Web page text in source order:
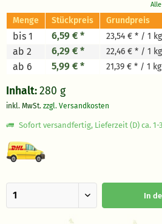
Menge Stückpreis Grundpreis
bis 1 6,59 € * 23,54 € * / 1 kg
ab 2 6,29 € * 22,46 € * / 1 kg
ab 6 5,99 € * 21,39 € * / 1 kg
Inhalt:280 g
inkl. MwSt. zzgl. Versandkosten
Sofort versandfertig, Lieferzeit (D) ca. 1-
In